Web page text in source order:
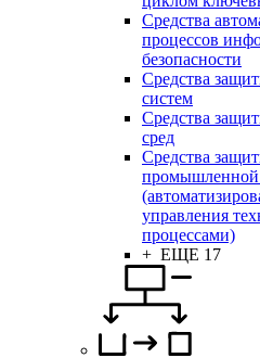
Средства
процессов
безопасности
Средства
систем
Средства
сред
Средства
промышленной
управления
процессами)
+ ЕЩЕ 17